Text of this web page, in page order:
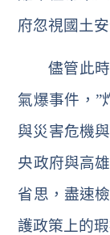
府忽視國土
儘管此
氣爆事件，”
與災害危機
央政府與高
省思，盡速
護政策上的